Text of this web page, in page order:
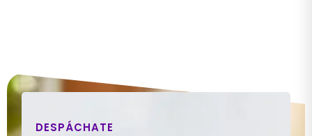
DESPÁCHATE